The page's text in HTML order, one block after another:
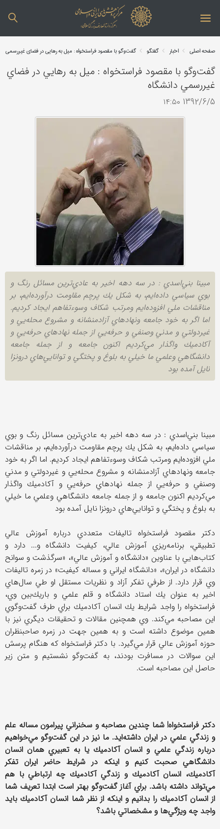
صفحه اصلی اخبار گفتگو گفت‌وگو با مقصود فراستخواه : ميل به رهايي در فضاي غيررسمي
گفت‌وگو با مقصود فراستخواه : ميل به رهايي در فضاي
غيررسمي دانشگاه
1392/6/5 ۱۴:۵۰
مبينا بني‌اسدي : در سه دهه اخير به عادي‌ترين مسائل رنگ و
بوي سياسي داده‌ايم، به شكل يك پرچم مقاومت درآورده‌ايم، بر
مناقشات ملي افزوده‌ايم ومرتب شكاف وسوءتفاهم ايجاد كرديم.
اما اگر به خود جامعه ونهادهاي آزادمنشانه و مشروع محله‌يي و
غيردولتي و مدني وصنفي و حرفه‌يي از جمله نهادهاي حرفه‌يي و
آكادميك واگذار مي‌كرديم اكنون جامعه و از جمله جامعه
دانشگاهي وعلمي ما خيلي به بلوغ و پختگي و توانايي‌هاي درونزا
نايل آمده بود
مبينا بني‌اسدي : در سه دهه اخير به عادي‌ترين مسائل رنگ و بوي
سياسي داده‌ايم، به شكل يك پرچم مقاومت درآورده‌ايم، بر مناقشات
ملي افزوده‌ايم ومرتب شكاف وسوءتفاهم ايجاد كرديم. اما اگر به خود
جامعه ونهادهاي آزادمنشانه و مشروع محله‌يي و غيردولتي و مدني
وصنفي و حرفه‌يي از جمله نهادهاي حرفه‌يي و آكادميك واگذار
مي‌كرديم اكنون جامعه و از جمله جامعه دانشگاهي وعلمي ما خيلي
به بلوغ و پختگي و توانايي‌هاي درونزا نايل آمده بود
دكتر مقصود فراستخواه تاليفات متعددي درباره آموزش عالي
تطبيقي، برنامه‌ريزي آموزش عالي، كيفيت دانشگاه و... دارد و
كتاب‌هايي با عناوين «دانشگاه و آموزش عالي»، «سرگذشت و سوانح
دانشگاه در ايران»، «دانشگاه ايراني و مساله كيفيت» در زمره تاليفات
وي قرار دارد. از طرفي تفكر آزاد و نظريات مستقل او طي سال‌هاي
اخير به عنوان يك استاد دانشگاه و قلم علمي و باريك‌بين وي،
فراستخواه را واجد شرايط يك انسان آكادميك براي طرف گفت‌وگوي
اين مصاحبه مي‌كند. وي همچنين مقالات و تحقيقات ديگري نيز با
همين موضوع داشته است و به همين جهت در زمره صاحبنظران
حوزه آموزش عالي قرار مي‌گيرد. با دكتر فراستخواه كه هنگام پرسش
اين سوالات در مسافرت بودند، به گفت‌وگو نشستيم و متن زير
حاصل اين مصاحبه است.
دكتر فراستخواه! شما چندين مصاحبه و سخنراني پيرامون مساله علم
و زندگي علمي در ايران داشته‌ايد. ما نيز در اين گفت‌وگو مي‌خواهيم
درباره زندگي علمي و انسان آكادميك يا به تعبيري همان انسان
دانشگاهي صحبت كنيم و اينكه در شرايط حاضر ايران تفكر
آكادميك، انسان آكادميك و زندگي آكادميك چه ارتباطي با هم
مي‌تواند داشته باشد. براي آغاز گفت‌وگو بهتر است ابتدا تعريف شما
از انسان آكادميك را بدانيم و اينكه از نظر شما انسان آكادميك بايد
واجد چه ويژگي‌ها و مشخصاتي باشد؟